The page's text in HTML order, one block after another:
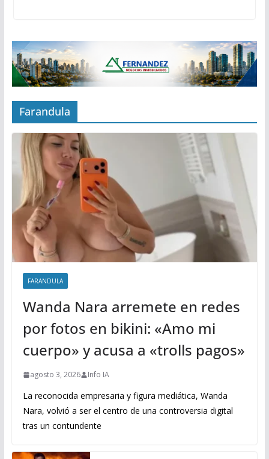
Farandula
FARANDULA
Wanda Nara arremete en redes
por fotos en bikini: «Amo mi
cuerpo» y acusa a «trolls pagos»
agosto 3, 2026 Info IA
La reconocida empresaria y figura mediática, Wanda
Nara, volvió a ser el centro de una controversia digital
tras un contundente